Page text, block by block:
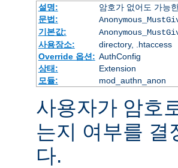
설명:
암호가 없어도 가능
문법:
기본값:
사용장소:
directory, .htaccess
Override 옵션: AuthConfig
상태:
Extension
모듈:
mod_authn_anon
사용자가 암호
는지 여부를 결
다.